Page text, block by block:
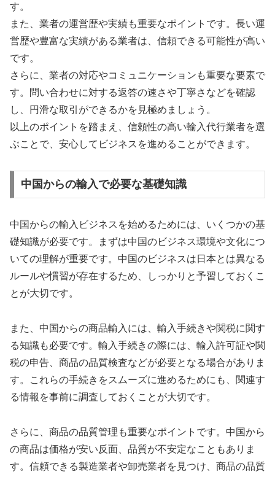
す。
また、業者の運営歴や実績も重要なポイントです。長い運
営歴や豊富な実績がある業者は、信頼できる可能性が高い
です。
さらに、業者の対応やコミュニケーションも重要な要素で
す。問い合わせに対する返答の速さや丁寧さなどを確認
し、円滑な取引ができるかを見極めましょう。
以上のポイントを踏まえ、信頼性の高い輸入代行業者を選
ぶことで、安心してビジネスを進めることができます。
中国からの輸入で必要な基礎知識
中国からの輸入ビジネスを始めるためには、いくつかの基
礎知識が必要です。まずは中国のビジネス環境や文化につ
いての理解が重要です。中国のビジネスは日本とは異なる
ルールや慣習が存在するため、しっかりと予習しておくこ
とが大切です。
また、中国からの商品輸入には、輸入手続きや関税に関す
る知識も必要です。輸入手続きの際には、輸入許可証や関
税の申告、商品の品質検査などが必要となる場合がありま
す。これらの手続きをスムーズに進めるためにも、関連す
る情報を事前に調査しておくことが大切です。
さらに、商品の品質管理も重要なポイントです。中国から
の商品は価格が安い反面、品質が不安定なこともありま
す。信頼できる製造業者や卸売業者を見つけ、商品の品質